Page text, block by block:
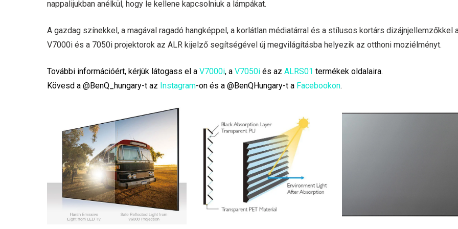
nappalijukban anélkül, hogy le kellene kapcsolniuk a lámpákat.
A gazdag színekkel, a magával ragadó hangképpel, a korlátlan médiatárral és a stílusos kortárs dizájnjellemzőkkel
V7000i és a 7050i projektorok az ALR kijelző segítségével új megvilágításba helyezik az otthoni moziélményt.
További információért, kérjük látogass el aV7000i, aV7050i és azALRS01 termékek oldalaira.
Kövesd a @BenQ_hungary-t az Instagram-on és a @BenQHungary-t a Facebookon.